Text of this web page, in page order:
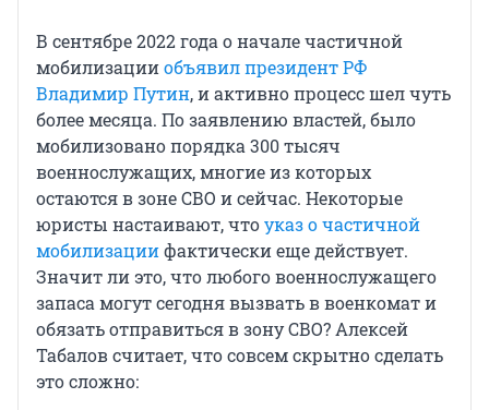
В сентябре 2022 года о начале частичной
мобилизацииобъявил президент РФ
Владимир Путин, и активно процесс шел чуть
более месяца. По заявлению властей, было
мобилизовано порядка 300 тысяч
военнослужащих, многие из которых
остаются в зоне СВО и сейчас. Некоторые
юристы настаивают, чтоуказ о частичной
мобилизациифактически еще действует.
Значит ли это, что любого военнослужащего
запаса могут сегодня вызвать в военкомат и
обязать отправиться в зону СВО? Алексей
Табалов считает, что совсем скрытно сделать
это сложно: